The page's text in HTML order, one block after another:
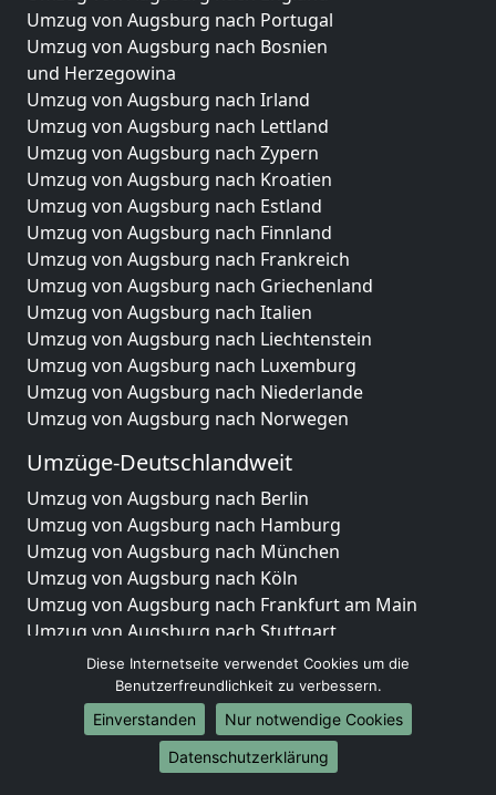
Umzug von Augsburg nach Portugal
Umzug von Augsburg nach Bosnien
und Herzegowina
Umzug von Augsburg nach Irland
Umzug von Augsburg nach Lettland
Umzug von Augsburg nach Zypern
Umzug von Augsburg nach Kroatien
Umzug von Augsburg nach Estland
Umzug von Augsburg nach Finnland
Umzug von Augsburg nach Frankreich
Umzug von Augsburg nach Griechenland
Umzug von Augsburg nach Italien
Umzug von Augsburg nach Liechtenstein
Umzug von Augsburg nach Luxemburg
Umzug von Augsburg nach Niederlande
Umzug von Augsburg nach Norwegen
Umzüge-Deutschlandweit
Umzug von Augsburg nach Berlin
Umzug von Augsburg nach Hamburg
Umzug von Augsburg nach München
Umzug von Augsburg nach Köln
Umzug von Augsburg nach Frankfurt am Main
Umzug von Augsburg nach Stuttgart
Umzug von Augsburg nach Düsseldorf
Umzug von Augsburg nach Leipzig
Umzug von Augsburg nach Dortmund
Umzug von Augsburg nach Essen
Umzug von Augsburg nach Bremen
Diese Internetseite verwendet Cookies um die
Benutzerfreundlichkeit zu verbessern.
Einverstanden
Nur notwendige Cookies
Datenschutzerklärung